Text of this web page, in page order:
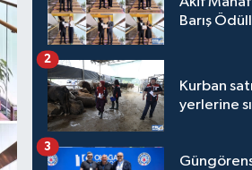
Barış
Kurban
yerlerine
2
3